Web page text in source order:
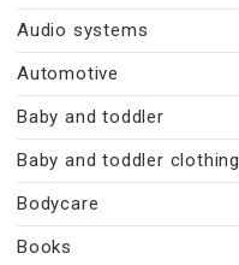
Audio systems
Automotive
Baby and toddler
Baby and toddler clothing
Bodycare
Books